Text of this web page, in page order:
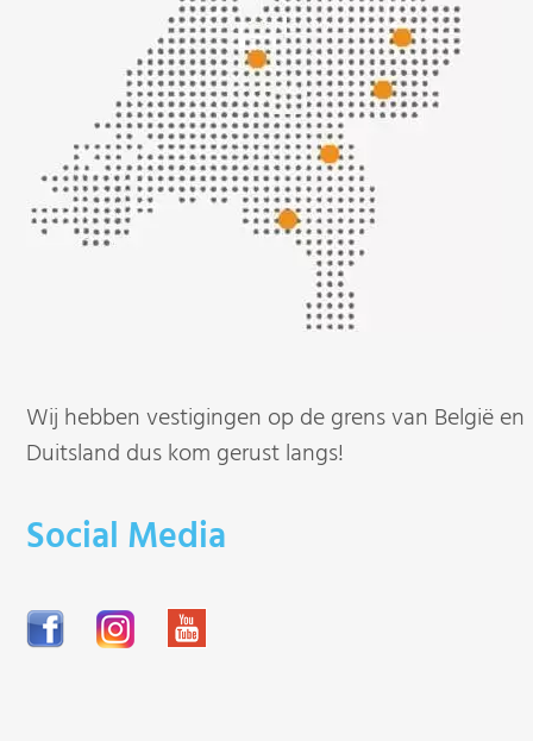
Wij hebben vestigingen op de grens van België en
Duitsland dus kom gerust langs!
Social Media